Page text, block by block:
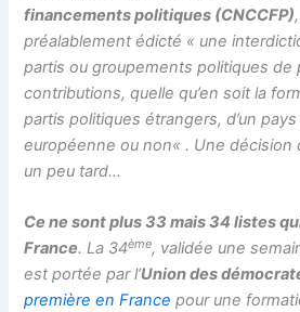
financements politiques (CNCCFP)
préalablement édicté « une
partis ou groupements politiques de
contributions, quelle qu’en soit la
partis politiques étrangers, d’un
européenne ou non« . Une décision
un peu tard…
Ce ne sont plus 33 mais 34 listes
France. La 34ème, validée une
est portée par l’Union des
première en France pour une